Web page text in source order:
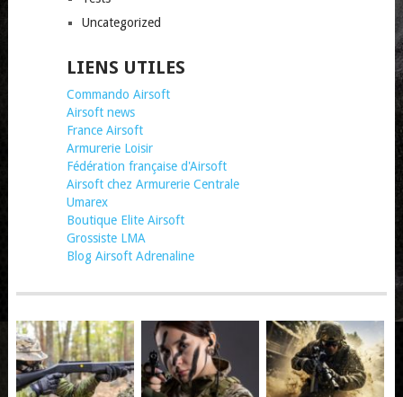
Uncategorized
LIENS UTILES
Commando Airsoft
Airsoft news
France Airsoft
Armurerie Loisir
Fédération française d'Airsoft
Airsoft chez Armurerie Centrale
Umarex
Boutique Elite Airsoft
Grossiste LMA
Blog Airsoft Adrenaline